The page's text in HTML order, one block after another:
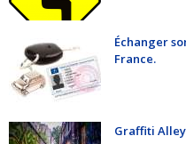
Échanger
France.
Graffiti Alley